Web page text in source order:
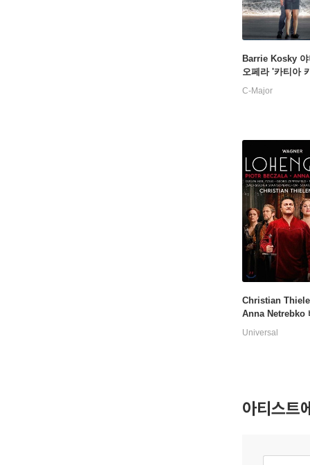
Barrie Kosky 야
오페라 '카티아
C-Major
Christian
Anna Netrebko
로엔그린 - 안나
Universal
아티스트